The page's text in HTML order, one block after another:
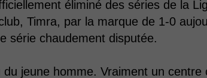
éliminé des séries de la
Timra, par la marque de 1-0
série chaudement disputée.
jeune homme. Vraiment un centre